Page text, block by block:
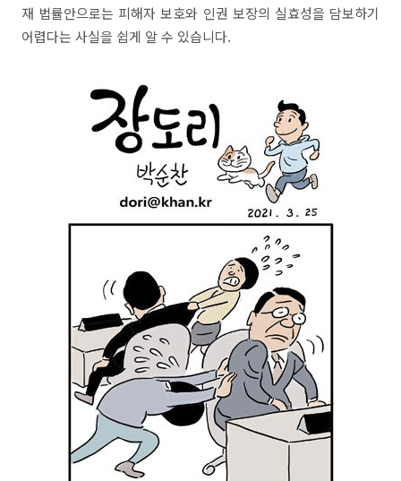
재 법률안으로는 피해자 보호와 인권 보장의 실효성을 담보하기
어렵다는 사실을 쉽게 알 수 있습니다.